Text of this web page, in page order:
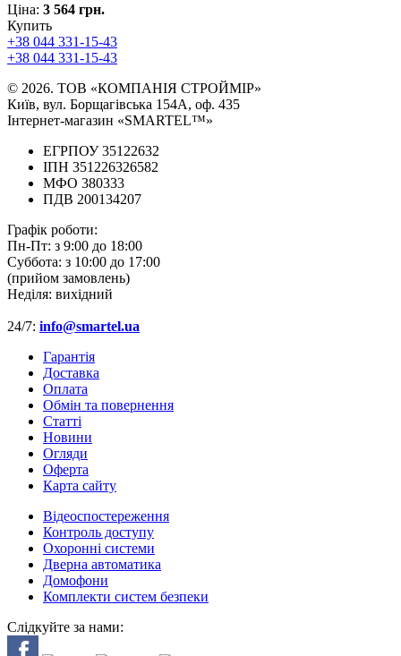
Ціна: 3 564 грн.
Купить
+38 044 331-15-43
+38 044 331-15-43
© 2026. ТОВ «КОМПАНІЯ СТРОЙМІР»
Київ, вул. Борщагівська 154А, оф. 435
Інтернет-магазин «SMARTEL™»
ЕГРПОУ 35122632
ІПН 351226326582
МФО 380333
ПДВ 200134207
Графік роботи:
Пн-Пт: з 9:00 до 18:00
Суббота: з 10:00 до 17:00
(прийом замовлень)
Неділя: вихідний
24/7: info@smartel.ua
Гарантія
Доставка
Оплата
Обмін та повернення
Cтатті
Новини
Огляди
Оферта
Карта сайту
Відеоспостереження
Контроль доступу
Охоронні системи
Дверна автоматика
Домофони
Комплекти систем безпеки
Слідкуйте за нами: